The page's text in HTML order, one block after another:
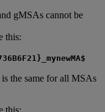
gMSAs cannot be
this:
the same for all MSAs
this: